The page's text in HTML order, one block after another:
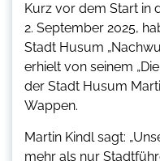
Kurz vor dem Start in
2. September 2025,
Stadt Husum
erhielt von seinem
der Stadt Husum
Wappen.
Martin Kindl sagt:
mehr als nur